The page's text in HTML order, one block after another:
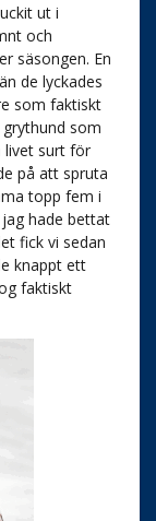
ut i
och
säsongen. En
de lyckades
som faktiskt
som
livet surt för
på att spruta
topp fem i
hade bettat
fick vi sedan
knappt ett
faktiskt